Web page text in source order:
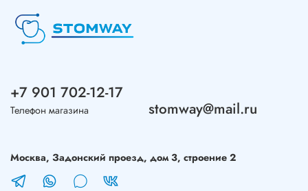
+7 901 702-12-17
Телефон магазина stomway@mail.ru
Москва, Задонский проезд, дом 3, строение 2